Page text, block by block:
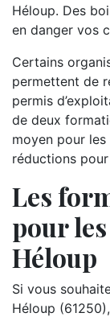
Héloup. Des
en danger vos
Certains
permettent de
permis
de deux
moyen pour
réductions
Les
pour
Héloup
Si vous
Héloup